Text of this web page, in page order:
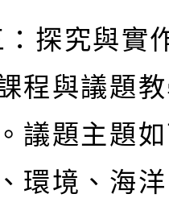
：探究與實
程與議題
議題主題
環境、海